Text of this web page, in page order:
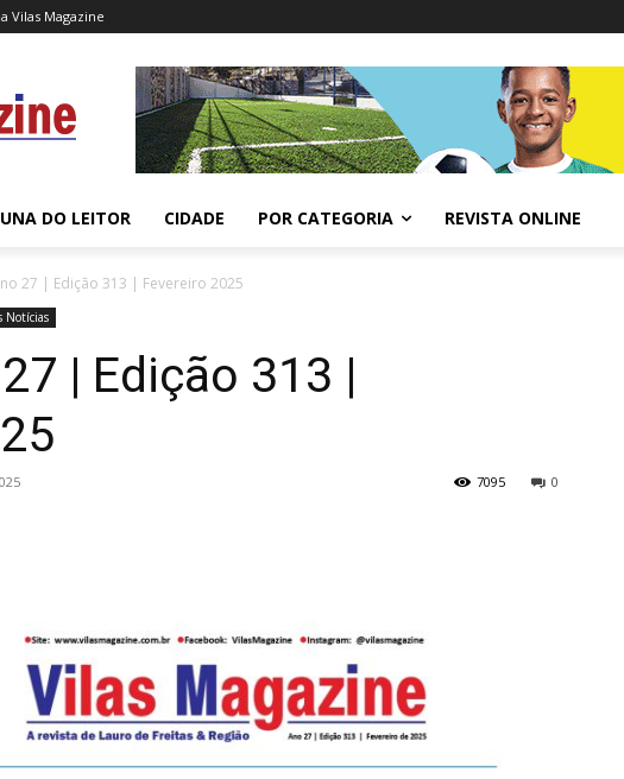
Vilas Magazine
DO LEITOR CIDADE POR CATEGORIA REVISTA ONLINE
27 | Edição 313 | Fevereiro 2025
Notícias
| Edição 313 |
0
7095